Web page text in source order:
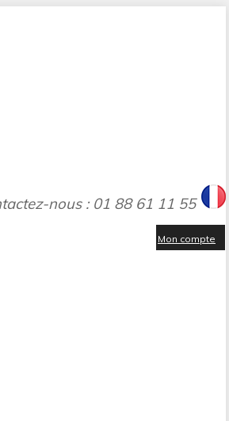
nous : 01 88 61 11 55
Mon compte